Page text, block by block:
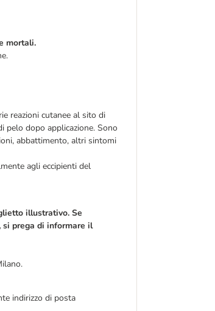
mortali.
reazioni cutanee al sito di
pelo dopo applicazione. Sono
abbattimento, altri sintomi
agli eccipienti del
illustrativo. Se
prega di informare il
indirizzo di posta